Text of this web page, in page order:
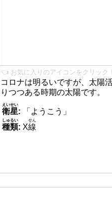
👈 お気に入りのアイコンをクリック！
コロナは明るいですが、太陽
りつつある時期の太陽です。
衛星
えいせい
:
「ようこう」
種類
しゅるい
: X線
せん